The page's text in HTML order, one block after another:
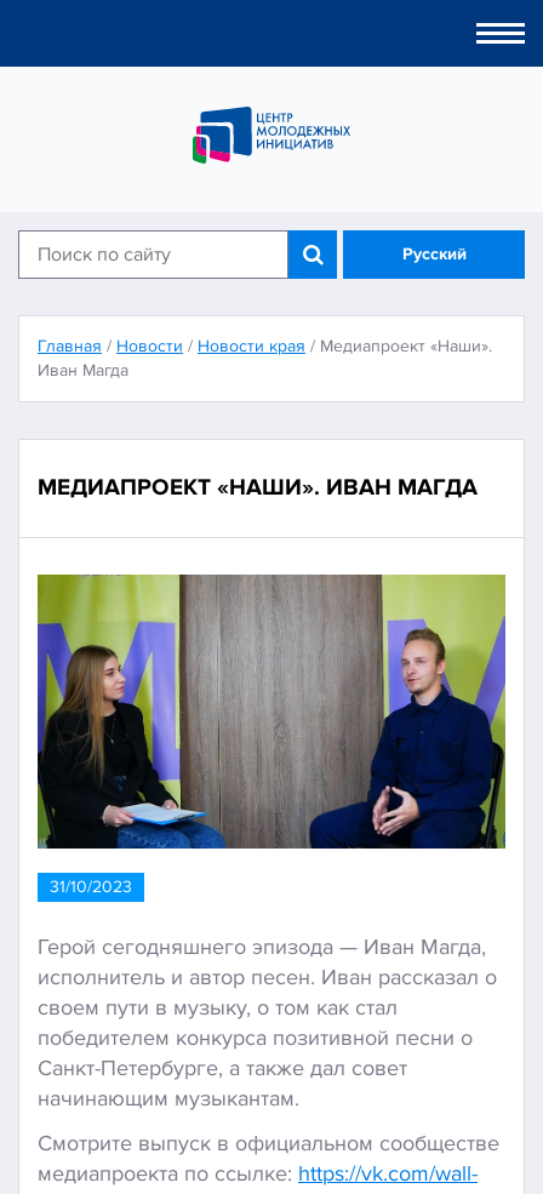
Русский
Главная / Новости / Новости края / Медиапроект «Наши».
Иван Магда
МЕДИАПРОЕКТ «НАШИ». ИВАН МАГДА
31/10/2023
Герой сегодняшнего эпизода — Иван Магда,
исполнитель и автор песен. Иван рассказал о
своем пути в музыку, о том как стал
победителем конкурса позитивной песни о
Санкт-Петербурге, а также дал совет
начинающим музыкантам.
Смотрите выпуск в официальном сообществе
медиапроекта по ссылке: https://vk.com/wall-